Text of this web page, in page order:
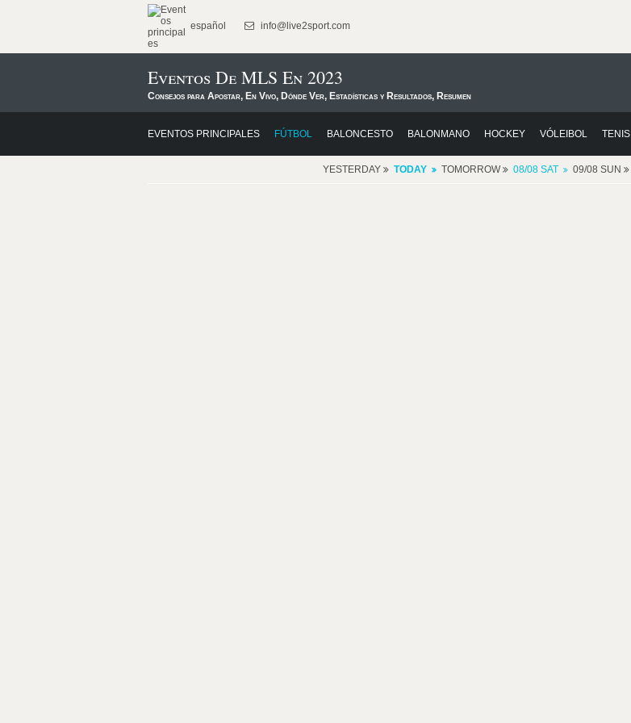
español info@live2sport.com
Eventos De MLS En 2023
Consejos para Apostar, En Vivo, Dónde Ver, Estadísticas y Resultados, Resumen
EVENTOS PRINCIPALES FÚTBOL BALONCESTO BALONMANO HOCKEY VÓLEIBOL TENIS
YESTERDAY TODAY TOMORROW 08/08 SAT 09/08 SUN